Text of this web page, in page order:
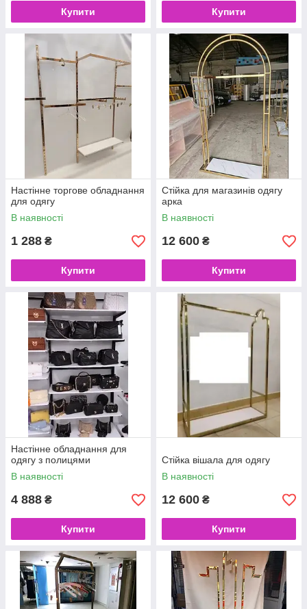
Купити Купити
Настінне торгове обладнання
для одягу
В наявності
1 288 ₴
Купити
Стійка для магазинів одягу
арка
В наявності
12 600 ₴
Купити
Настінне обладнання для
одягу з полицями
В наявності
4 888 ₴
Купити
Стійка вішала для одягу
В наявності
12 600 ₴
Купити